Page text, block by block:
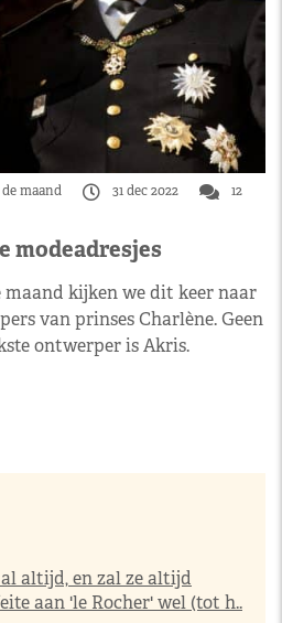
maand 31 dec 2022
12
modeadresjes
maand kijken we dit keer naar
van prinses Charlène. Geen
ontwerper is Akris.
altijd, en zal ze altijd
aan 'le Rocher' wel (tot h..